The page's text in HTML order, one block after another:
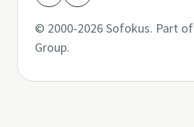
© 2000-2026 Sofokus. Part of
Group.